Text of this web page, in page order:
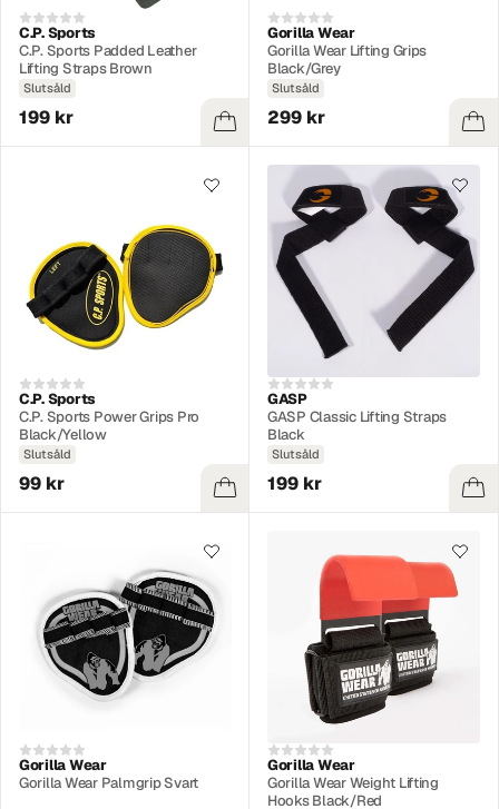
C.P. Sports
C.P. Sports Padded Leather
Lifting Straps Brown
Slutsåld
199 kr
Gorilla Wear
Gorilla Wear Lifting Grips
Black/Grey
Slutsåld
299 kr
C.P. Sports
C.P. Sports Power Grips Pro
Black/Yellow
Slutsåld
99 kr
GASP
GASP Classic Lifting Straps
Black
Slutsåld
199 kr
Gorilla Wear
Gorilla Wear Palmgrip Svart
Gorilla Wear
Gorilla Wear Weight Lifting
Hooks Black/Red